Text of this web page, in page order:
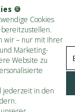
🍪
Cookies
wir – nur mit Ihrer
Marketing-
Website zu
jederzeit in den